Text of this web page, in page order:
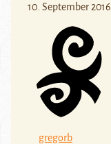
10. September 2016
gregorb